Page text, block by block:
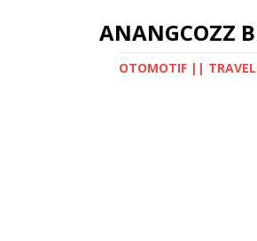
ANANGCOZZ
OTOMOTIF ||